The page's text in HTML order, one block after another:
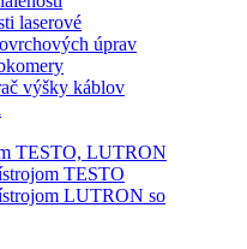
laserové
úprav
výšky káblov
TESTO, LUTRON
TESTO
LUTRON so